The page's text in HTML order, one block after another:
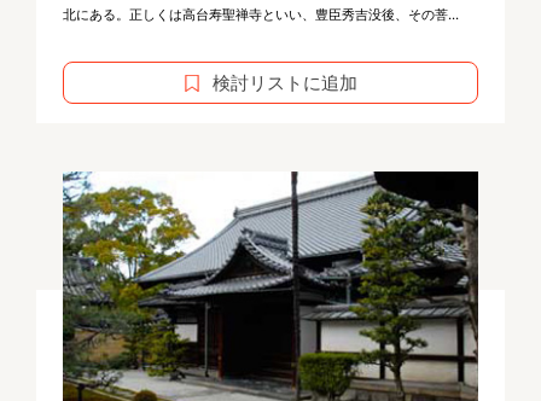
北にある。正しくは高台寿聖禅寺といい、豊臣秀吉没後、その菩...
検討リストに追加